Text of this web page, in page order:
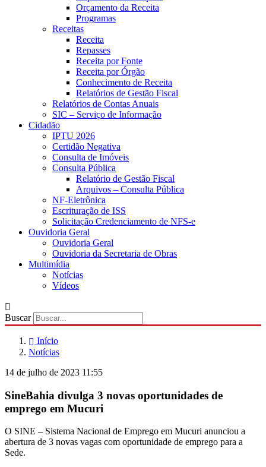
Orçamento da Receita
Programas
Receitas
Receita
Repasses
Receita por Fonte
Receita por Órgão
Conhecimento de Receita
Relatórios de Gestão Fiscal
Relatórios de Contas Anuais
SIC – Serviço de Informação
Cidadão
IPTU 2026
Certidão Negativa
Consulta de Imóveis
Consulta Pública
Relatório de Gestão Fiscal
Arquivos – Consulta Pública
NF-Eletrônica
Escrituração de ISS
Solicitação Credenciamento de NFS-e
Ouvidoria Geral
Ouvidoria Geral
Ouvidoria da Secretaria de Obras
Multimídia
Notícias
Vídeos
Buscar
Início
Notícias
14 de julho de 2023 11:55
SineBahia divulga 3 novas oportunidades de
emprego em Mucuri
O SINE – Sistema Nacional de Emprego em Mucuri anunciou a
abertura de 3 novas vagas com oportunidade de emprego para a
Sede.